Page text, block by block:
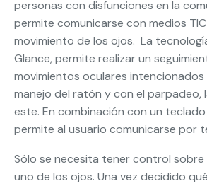
personas con disfunciones en la
permite comunicarse con medios
movimiento de los ojos. La
Glance, permite realizar un
movimientos oculares intencionados
manejo del ratón y con el parpadeo,
este. En combinación con un
permite al usuario comunicarse por
Sólo se necesita tener control sobre
uno de los ojos. Una vez decidido